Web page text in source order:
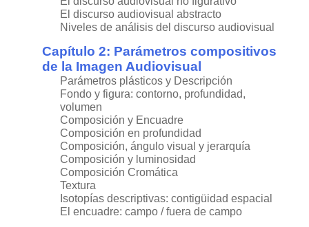
El discurso audiovisual abstracto
Niveles de análisis del discurso audiovisual
Capítulo 2: Parámetros compositivos
de la Imagen Audiovisual
Parámetros plásticos y Descripción
Fondo y figura: contorno, profundidad,
volumen
Composición y Encuadre
Composición en profundidad
Composición, ángulo visual y jerarquía
Composición y luminosidad
Composición Cromática
Textura
Isotopías descriptivas: contigüidad espacial
El encuadre: campo / fuera de campo